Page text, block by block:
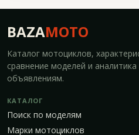
BAZAMOTO
Каталог мотоциклов,
сравнение моделей и аналитика
объявлениям.
КАТАЛОГ
Поиск по моделям
Марки мотоциклов